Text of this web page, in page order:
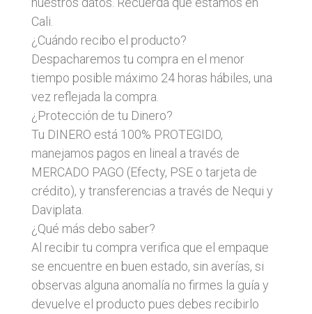
Cali.
¿Cuándo recibo el producto?
Despacharemos tu compra en el menor
tiempo posible máximo 24 horas hábiles, una
vez reflejada la compra.
¿Protección de tu Dinero?
Tu DINERO está 100% PROTEGIDO,
manejamos pagos en lineal a través de
MERCADO PAGO (Efecty, PSE o tarjeta de
crédito), y transferencias a través de Nequi y
Daviplata.
¿Qué más debo saber?
Al recibir tu compra verifica que el empaque
se encuentre en buen estado, sin averías, si
observas alguna anomalía no firmes la guía y
devuelve el producto pues debes recibirlo